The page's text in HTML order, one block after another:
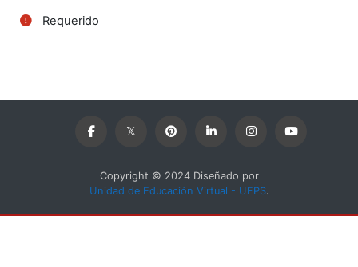
Requerido
Copyright © 2024 Diseñado por
Unidad de Educación Virtual - UFPS.